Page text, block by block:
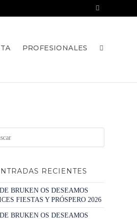
PROFESIONALES
RECIENTES
BRUKEN OS DESEAMOS
FIESTAS Y PRÓSPERO 2026
BRUKEN OS DESEAMOS